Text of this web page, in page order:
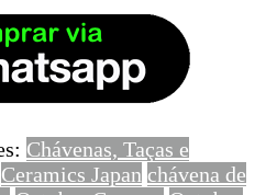
Chávenas, Taças e
Ceramics Japan chávena de